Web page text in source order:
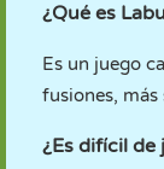
¿Qué es
Es un juego
fusiones, más
¿Es difícil de